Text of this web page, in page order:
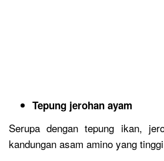
Tepung jerohan ayam
Serupa dengan tepung ikan,
kandungan asam amino yang